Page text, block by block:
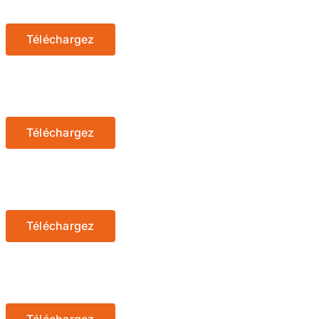
Téléchargez
Téléchargez
Téléchargez